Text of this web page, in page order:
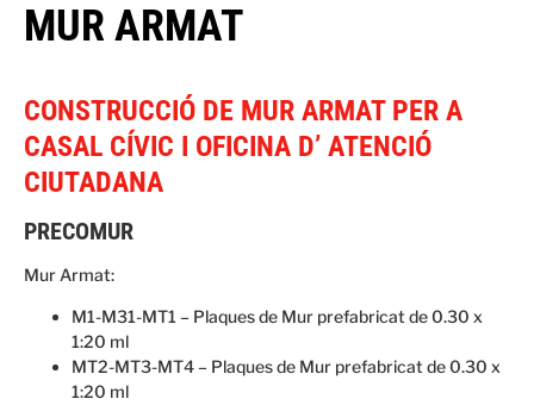
MUR ARMAT
CONSTRUCCIÓ DE MUR ARMAT PER A
CASAL CÍVIC I OFICINA D’ ATENCIÓ
CIUTADANA
PRECOMUR
Mur Armat:
M1-M31-MT1 – Plaques de Mur prefabricat de 0.30 x
1:20 ml
MT2-MT3-MT4 – Plaques de Mur prefabricat de 0.30 x
1:20 ml